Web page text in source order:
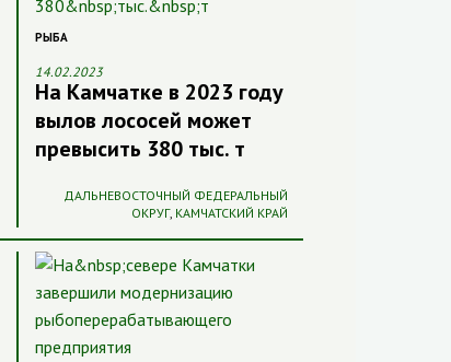
РЫБА
14.02.2023
На Камчатке в 2023 году
вылов лососей может
превысить 380 тыс. т
ДАЛЬНЕВОСТОЧНЫЙ ФЕДЕРАЛЬНЫЙ
ОКРУГ, КАМЧАТСКИЙ КРАЙ